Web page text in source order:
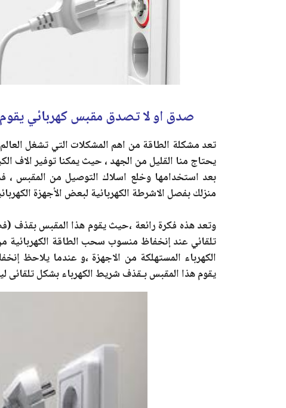
صدق او لا تصدق مقبس كهربائي
تعد مشكلة الطاقة من اهم المشكلات التي تشغل
يحتاج منا القليل من الجهد ، حيث يمكنا توفير الاف
بعد استخدامها وخلع اسلاك التوصيل من المقبس ،
منزلك بفصل الاشرطة الكهربائية لبعض الأجهزة
وتعد هذه فكرة رائعة ،حيث يقوم هذا المقبس بقذف
تلقائي عند إنخفاظ منسوب سحب الطاقة
الكهرباء المستهلكة من الاجهزة ،و عندما يلاحظ
يقوم هذا المقبس بـقذف شريط الكهرباء بشكل تلقائى